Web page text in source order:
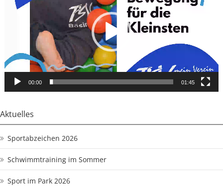
00:00 01:45
Aktuelles
Sportabzeichen 2026
Schwimmtraining im Sommer
Sport im Park 2026